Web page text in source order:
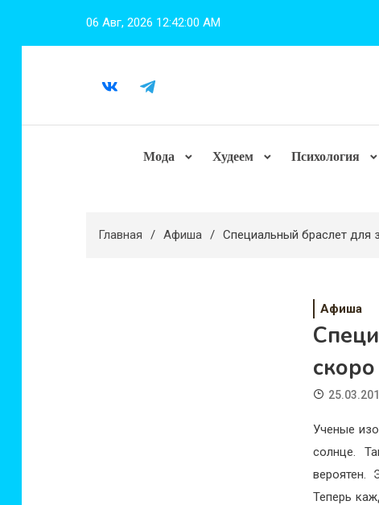
06 Авг, 2026 12:42:01 AM
Мода Худеем Психология
Главная Афиша Специальный браслет для
Афиша
Ученые
солнце.
вероятен.
Теперь